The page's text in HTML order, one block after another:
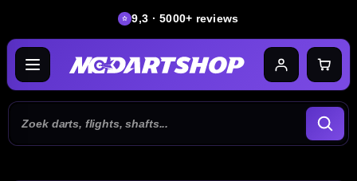
9,3 · 5000+ reviews